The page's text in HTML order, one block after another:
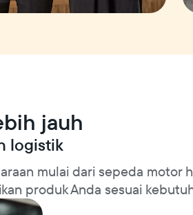
jauh
logistik
mulai dari sepeda motor
produk Anda sesuai